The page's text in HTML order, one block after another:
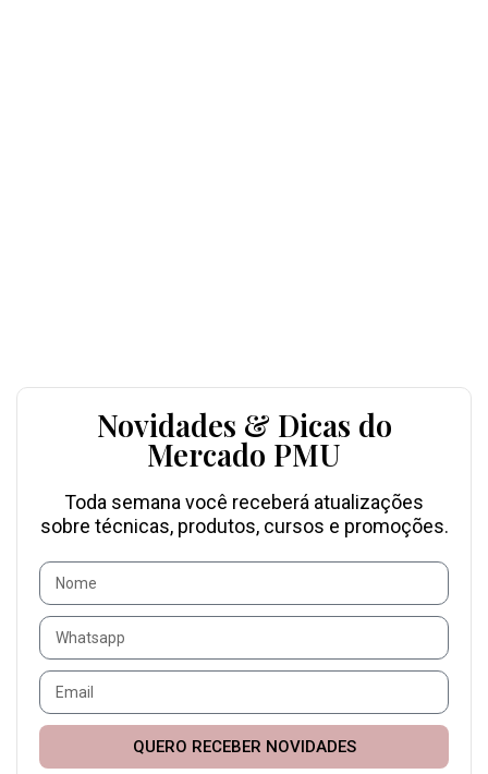
Novidades & Dicas do
Mercado PMU
Toda semana você receberá atualizações
sobre técnicas, produtos, cursos e promoções.
QUERO RECEBER NOVIDADES